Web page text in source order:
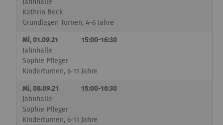
Jahnhalle
Kathrin Beck
Grundlagen Turnen, 4-6 Jahre
Mi, 01.09.21
15:00-16:30
Jahnhalle
Sophie Pfleger
Kinderturnen, 6-11 Jahre
Mi, 08.09.21
15:00-16:30
Jahnhalle
Sophie Pfleger
Kinderturnen, 6-11 Jahre